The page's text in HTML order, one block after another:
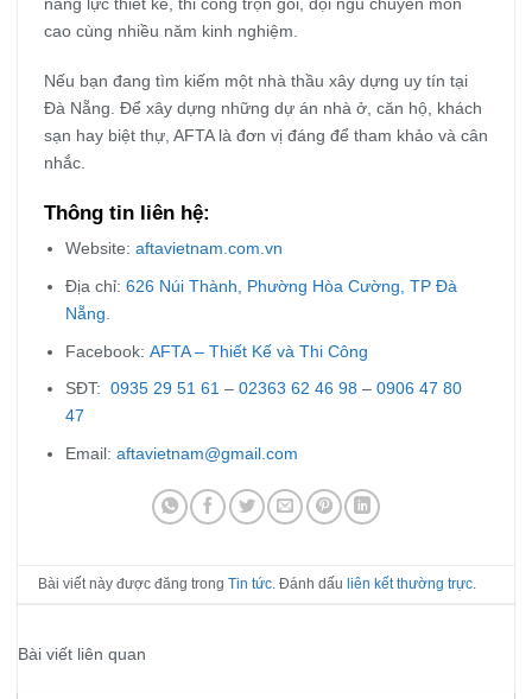
năng lực thiết kế, thi công trọn gói, đội ngũ chuyên môn
cao cùng nhiều năm kinh nghiệm.
Nếu bạn đang tìm kiếm một nhà thầu xây dựng uy tín tại
Đà Nẵng. Để xây dựng những dự án nhà ở, căn hộ, khách
sạn hay biệt thự, AFTA là đơn vị đáng để tham khảo và cân
nhắc.
Thông tin liên hệ:
Website:aftavietnam.com.vn
Địa chỉ:626 Núi Thành, Phường Hòa Cường, TP Đà
Nẵng.
Facebook:AFTA – Thiết Kế và Thi Công
SĐT:0935 29 51 61 –02363 62 46 98 –0906 47 80
47
Email:aftavietnam@gmail.com
Bài viết này được đăng trongTin tức . Đánh dấu liên kết thường trực
Bài viết liên quan